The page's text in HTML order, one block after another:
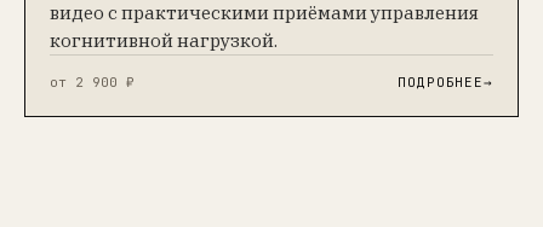
видео с практическими приёмами управления
когнитивной нагрузкой.
от 2 900 ₽ ПОДРОБНЕЕ→